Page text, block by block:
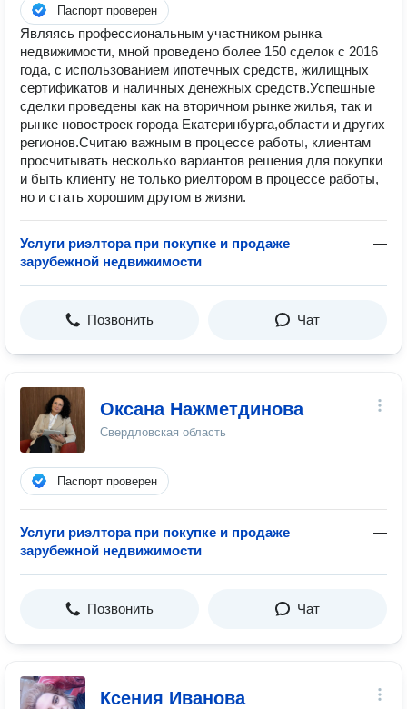
Паспорт проверен
Являясь профессиональным участником рынка
недвижимости, мной проведено более 150 сделок с 2016
года, с использованием ипотечных средств, жилищных
сертификатов и наличных денежных средств.Успешные
сделки проведены как на вторичном рынке жилья, так и
рынке новостроек города Екатеринбурга,области и других
регионов.Считаю важным в процессе работы, клиентам
просчитывать несколько вариантов решения для покупки
и быть клиенту не только риелтором в процессе работы,
но и стать хорошим другом в жизни.
Услуги риэлтора при покупке и продаже
зарубежной недвижимости
—
Позвонить Чат
Оксана Нажметдинова
Свердловская область
Паспорт проверен
Услуги риэлтора при покупке и продаже
зарубежной недвижимости
—
Позвонить Чат
Ксения Иванова